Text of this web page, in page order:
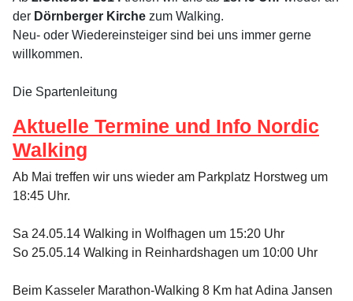
der Dörnberger Kirche zum Walking.
Neu- oder Wiedereinsteiger sind bei uns immer gerne
willkommen.
Die Spartenleitung
Aktuelle Termine und Info Nordic
Walking
Ab Mai treffen wir uns wieder am Parkplatz Horstweg um
18:45 Uhr.
Sa 24.05.14 Walking in Wolfhagen um 15:20 Uhr
So 25.05.14 Walking in Reinhardshagen um 10:00 Uhr
Beim Kasseler Marathon-Walking 8 Km hatAdina Jansen